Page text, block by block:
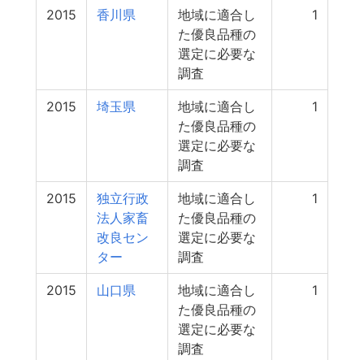
2015 香川県
地域に適合し
た優良品種の
選定に必要な
調査
1
2015 埼玉県
地域に適合し
た優良品種の
選定に必要な
調査
1
2015
独立行政
法人家畜
改良セン
ター
地域に適合し
た優良品種の
選定に必要な
調査
1
2015 山口県
地域に適合し
た優良品種の
選定に必要な
調査
1